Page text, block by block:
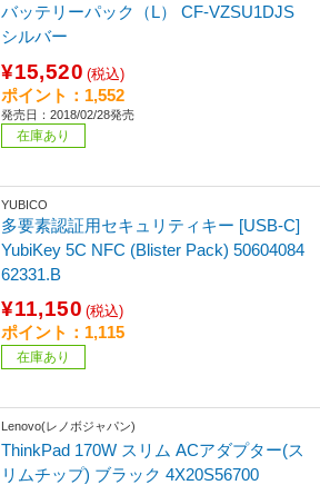
バッテリーパック（L） CF-VZSU1DJS
シルバー
¥15,520 (税込)
ポイント：1,552
発売日：2018/02/28発売
在庫あり
YUBICO
多要素認証用セキュリティキー [USB-C]
YubiKey 5C NFC (Blister Pack) 50604084
62331.B
¥11,150 (税込)
ポイント：1,115
在庫あり
Lenovo(レノボジャパン)
ThinkPad 170W スリム ACアダプター(ス
リムチップ) ブラック 4X20S56700